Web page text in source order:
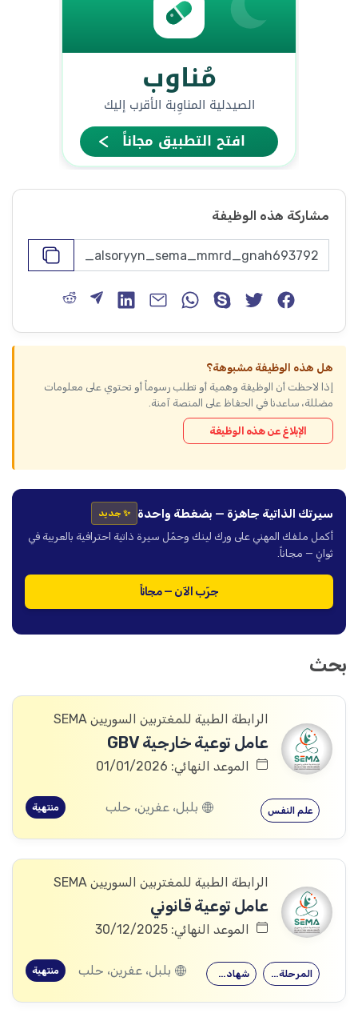
مشاركة هذه الوظيفة
هل هذه الوظيفة مشبوهة؟
إذا لاحظت أن الوظيفة وهمية أو تطلب رسوماً أو تحتوي على معلومات
مضللة، ساعدنا في الحفاظ على المنصة آمنة.
الإبلاغ عن هذه الوظيفة
سيرتك الذاتية جاهزة — بضغطة واحدة ✨ جديد
أكمل ملفك المهني على ورك لينك وحمّل سيرة ذاتية احترافية بالعربية في
ثوانٍ — مجاناً.
جرّب الآن — مجاناً
بحث
الرابطة الطبية للمغتربين السوريين SEMA
عامل توعية خارجية GBV
الموعد النهائي: 01/01/2026
علم النفس بلبل، عفرين، حلب منتهية
الرابطة الطبية للمغتربين السوريين SEMA
عامل توعية قانوني
الموعد النهائي: 30/12/2025
شهادة علمية… المرحلة الجامعية بلبل، عفرين، حلب منتهية